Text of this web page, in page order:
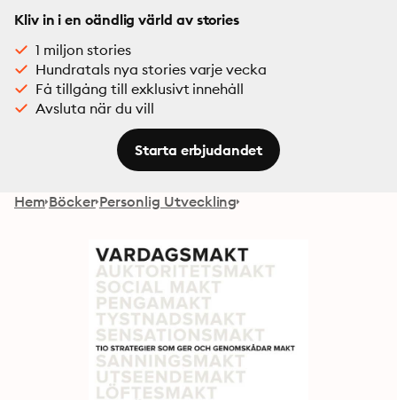
Kliv in i en oändlig värld av stories
1 miljon stories
Hundratals nya stories varje vecka
Få tillgång till exklusivt innehåll
Avsluta när du vill
Starta erbjudandet
Hem Böcker Personlig Utveckling